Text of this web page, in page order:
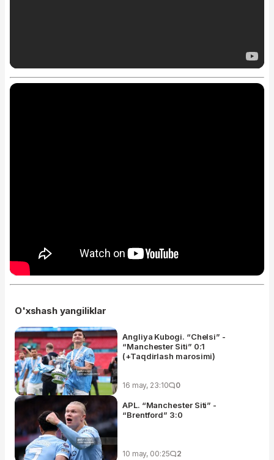
O'xshash yangiliklar
Angliya Kubogi. “Chelsi” -
“Manchester Siti” 0:1
(+Taqdirlash marosimi)
16 may, 23:10 0
APL. “Manchester Siti” -
“Brentford” 3:0
10 may, 00:25 2